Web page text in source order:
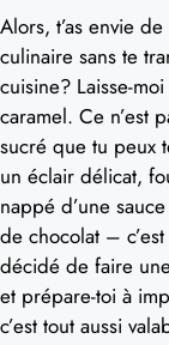
Alors, t’as envie
culinaire sans te
cuisine? Laisse-
caramel. Ce n’est
sucré que tu peux
un éclair délicat,
nappé d’une
de chocolat –
décidé de faire
et prépare-toi à
c’est tout aussi